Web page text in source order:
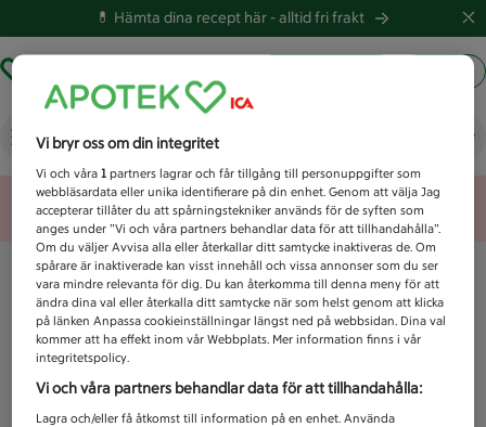
💊 Hämta dina recept här -alltid fri frakt
Vad letar du efter idag?
Unknown error
Vi bryr oss om din integritet
Vi och våra1 partners lagrar och får tillgång till personuppgifter som
webbläsardata eller unika identifierare på din enhet. Genom att välja Jag
accepterar tillåter du att spårningstekniker används för de syften som
anges under ”Vi och våra partners behandlar data för att tillhandahålla”.
Om du väljer Avvisa alla eller återkallar ditt samtycke inaktiveras de. Om
spårare är inaktiverade kan visst innehåll och vissa annonser som du ser
vara mindre relevanta för dig. Du kan återkomma till denna meny för att
ändra dina val eller återkalla ditt samtycke när som helst genom att klicka
på länken Anpassa cookieinställningar längst ned på webbsidan. Dina val
kommer att ha effekt inom vår Webbplats. Mer information finns i vår
integritetspolicy.
Vi och våra partners behandlar data för att tillhandahålla:
Lagra och/eller få åtkomst till information på en enhet. Använda